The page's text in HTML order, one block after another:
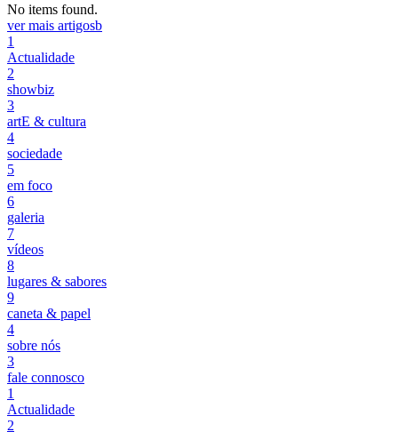
No items found.
ver mais artigosb
1
Actualidade
2
showbiz
3
artE & cultura
4
sociedade
5
em foco
6
galeria
7
vídeos
8
lugares & sabores
9
caneta & papel
4
sobre nós
3
fale connosco
1
Actualidade
2